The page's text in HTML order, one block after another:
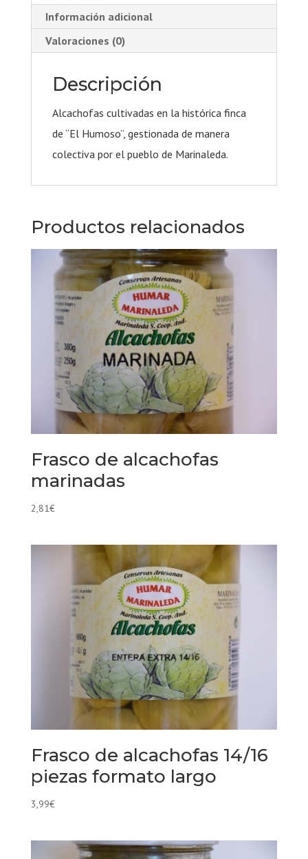
Información adicional
Valoraciones (0)
Descripción
Alcachofas cultivadas en la histórica finca
de “El Humoso”, gestionada de manera
colectiva por el pueblo de Marinaleda.
Productos relacionados
Frasco de alcachofas
marinadas
2,81€
Frasco de alcachofas 14/16
piezas formato largo
3,99€